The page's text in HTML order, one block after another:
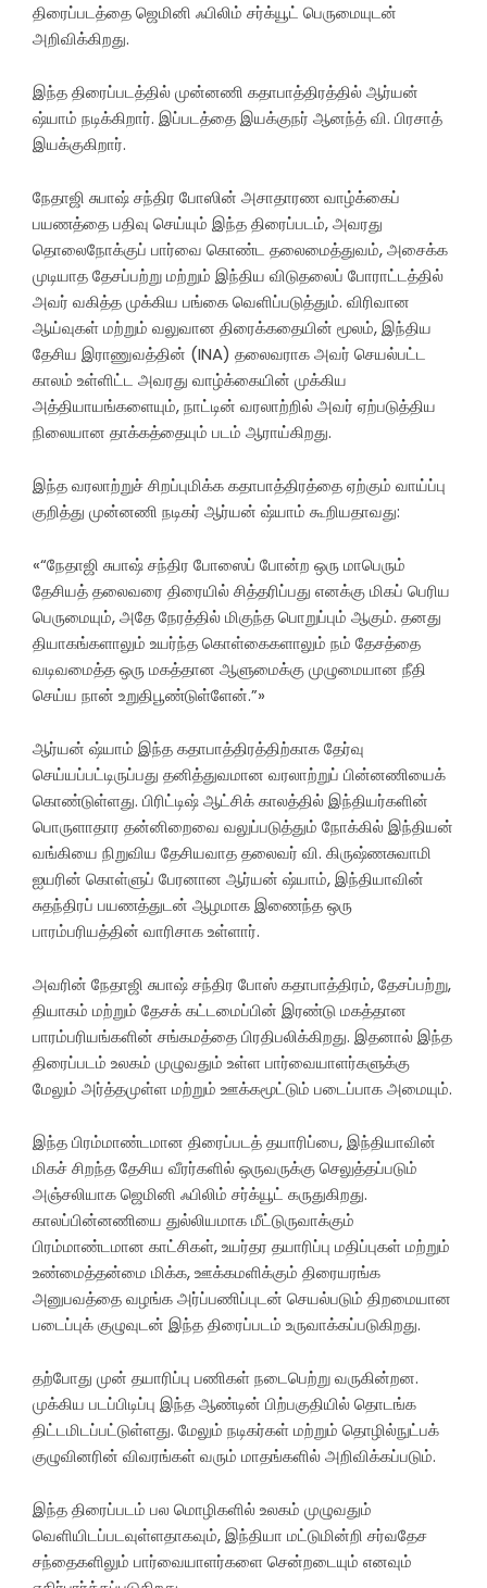
திரைப்படத்தை ஜெமினி ஃபிலிம் சர்க்யூட் பெருமையுடன்
அறிவிக்கிறது.
இந்த திரைப்படத்தில் முன்னணி கதாபாத்திரத்தில் ஆர்யன்
ஷ்யாம் நடிக்கிறார். இப்படத்தை இயக்குநர் ஆனந்த் வி. பிரசாத்
இயக்குகிறார்.
நேதாஜி சுபாஷ் சந்திர போஸின் அசாதாரண வாழ்க்கைப்
பயணத்தை பதிவு செய்யும் இந்த திரைப்படம், அவரது
தொலைநோக்குப் பார்வை கொண்ட தலைமைத்துவம், அசைக்க
முடியாத தேசப்பற்று மற்றும் இந்திய விடுதலைப் போராட்டத்தில்
அவர் வகித்த முக்கிய பங்கை வெளிப்படுத்தும். விரிவான
ஆய்வுகள் மற்றும் வலுவான திரைக்கதையின் மூலம், இந்திய
தேசிய இராணுவத்தின் (INA) தலைவராக அவர் செயல்பட்ட
காலம் உள்ளிட்ட அவரது வாழ்க்கையின் முக்கிய
அத்தியாயங்களையும், நாட்டின் வரலாற்றில் அவர் ஏற்படுத்திய
நிலையான தாக்கத்தையும் படம் ஆராய்கிறது.
இந்த வரலாற்றுச் சிறப்புமிக்க கதாபாத்திரத்தை ஏற்கும் வாய்ப்பு
குறித்து முன்னணி நடிகர் ஆர்யன் ஷ்யாம் கூறியதாவது:
«“நேதாஜி சுபாஷ் சந்திர போஸைப் போன்ற ஒரு மாபெரும்
தேசியத் தலைவரை திரையில் சித்தரிப்பது எனக்கு மிகப் பெரிய
பெருமையும், அதே நேரத்தில் மிகுந்த பொறுப்பும் ஆகும். தனது
தியாகங்களாலும் உயர்ந்த கொள்கைகளாலும் நம் தேசத்தை
வடிவமைத்த ஒரு மகத்தான ஆளுமைக்கு முழுமையான நீதி
செய்ய நான் உறுதிபூண்டுள்ளேன்.”»
ஆர்யன் ஷ்யாம் இந்த கதாபாத்திரத்திற்காக தேர்வு
செய்யப்பட்டிருப்பது தனித்துவமான வரலாற்றுப் பின்னணியைக்
கொண்டுள்ளது. பிரிட்டிஷ் ஆட்சிக் காலத்தில் இந்தியர்களின்
பொருளாதார தன்னிறைவை வலுப்படுத்தும் நோக்கில் இந்தியன்
வங்கியை நிறுவிய தேசியவாத தலைவர் வி. கிருஷ்ணசுவாமி
ஐயரின் கொள்ளுப் பேரனான ஆர்யன் ஷ்யாம், இந்தியாவின்
சுதந்திரப் பயணத்துடன் ஆழமாக இணைந்த ஒரு
பாரம்பரியத்தின் வாரிசாக உள்ளார்.
அவரின் நேதாஜி சுபாஷ் சந்திர போஸ் கதாபாத்திரம், தேசப்பற்று,
தியாகம் மற்றும் தேசக் கட்டமைப்பின் இரண்டு மகத்தான
பாரம்பரியங்களின் சங்கமத்தை பிரதிபலிக்கிறது. இதனால் இந்த
திரைப்படம் உலகம் முழுவதும் உள்ள பார்வையாளர்களுக்கு
மேலும் அர்த்தமுள்ள மற்றும் ஊக்கமூட்டும் படைப்பாக அமையும்.
இந்த பிரம்மாண்டமான திரைப்படத் தயாரிப்பை, இந்தியாவின்
மிகச் சிறந்த தேசிய வீரர்களில் ஒருவருக்கு செலுத்தப்படும்
அஞ்சலியாக ஜெமினி ஃபிலிம் சர்க்யூட் கருதுகிறது.
காலப்பின்னணியை துல்லியமாக மீட்டுருவாக்கும்
பிரம்மாண்டமான காட்சிகள், உயர்தர தயாரிப்பு மதிப்புகள் மற்றும்
உண்மைத்தன்மை மிக்க, ஊக்கமளிக்கும் திரையரங்க
அனுபவத்தை வழங்க அர்ப்பணிப்புடன் செயல்படும் திறமையான
படைப்புக் குழுவுடன் இந்த திரைப்படம் உருவாக்கப்படுகிறது.
தற்போது முன் தயாரிப்பு பணிகள் நடைபெற்று வருகின்றன.
முக்கிய படப்பிடிப்பு இந்த ஆண்டின் பிற்பகுதியில் தொடங்க
திட்டமிடப்பட்டுள்ளது. மேலும் நடிகர்கள் மற்றும் தொழில்நுட்பக்
குழுவினரின் விவரங்கள் வரும் மாதங்களில் அறிவிக்கப்படும்.
இந்த திரைப்படம் பல மொழிகளில் உலகம் முழுவதும்
வெளியிடப்படவுள்ளதாகவும், இந்தியா மட்டுமின்றி சர்வதேச
சந்தைகளிலும் பார்வையாளர்களை சென்றடையும் எனவும்